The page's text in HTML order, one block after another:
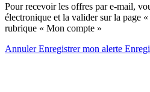
Pour recevoir les offres par e-mail,
électronique et la valider sur la page «
rubrique « Mon compte »
AnnulerEnregistrer mon alerte